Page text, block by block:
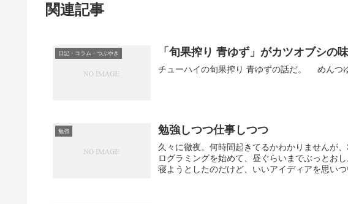
関連記事
日記・コラム・つぶやき 「旬果搾り 青ゆず」がカツオブシの
チューハイの旬果搾り 青ゆずの話だ。 めんつ
勉強 勉強しつつ仕事しつつ
久々に徹夜。何時間起きてるかわかりませんが
ログラミングを始めて、昼ぐらいまでぶっとお
寝ようとしたのだけど、いいアイディアを思いつ